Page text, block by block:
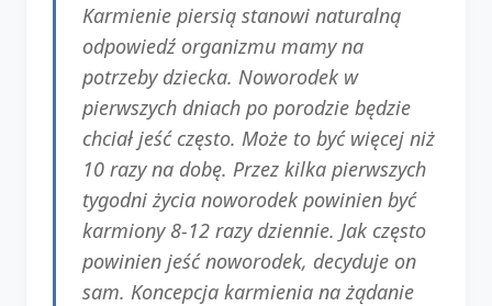
Karmienie piersią stanowi naturalną
odpowiedź organizmu mamy na
potrzeby dziecka. Noworodek w
pierwszych dniach po porodzie będzie
chciał jeść często. Może to być więcej niż
10 razy na dobę. Przez kilka pierwszych
tygodni życia noworodek powinien być
karmiony 8-12 razy dziennie. Jak często
powinien jeść noworodek, decyduje on
sam. Koncepcja karmienia na żądanie